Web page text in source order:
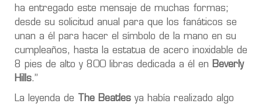
ha entregado este mensaje de muchas formas;
desde su solicitud anual para que los fanáticos se
unan a él para hacer el símbolo de la mano en su
cumpleaños, hasta la estatua de acero inoxidable de
8 pies de alto y 800 libras dedicada a él en Beverly
Hills.”
La leyenda de The Beatles ya había realizado algo